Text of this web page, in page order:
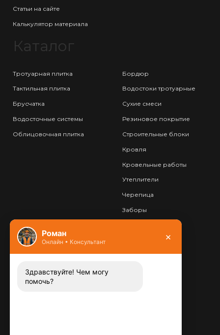
Статьи на сайте
Калькулятор материала
Каталог
Тротуарная плитка
Тактильная плитка
Брусчатка
Водосточные системы
Облицовочная плитка
Бордюр
Водостоки тротуарные
Сухие смеси
Резиновое покрытие
Строительные блоки
Кровля
Кровельные работы
Утеплители
Черепица
Заборы
Контакты
Заказать звонок
Роман
Онлайн • Консультант ×
Здравствуйте! Чем могу
помочь?